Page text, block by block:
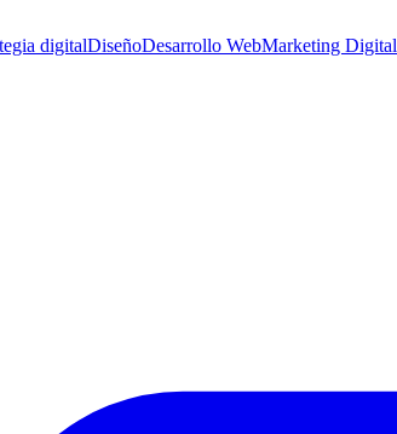
digitalDiseñoDesarrollo WebMarketing Digital